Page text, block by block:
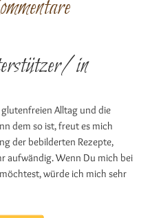
in
Alltag und die
dem so ist, freut es mich
der bebilderten Rezepte,
aufwändig. Wenn Du mich bei
würde ich mich sehr